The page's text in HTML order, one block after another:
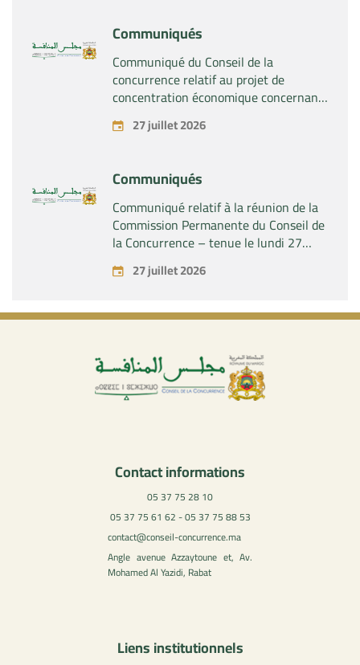
Communiqués
Communiqué du Conseil de la
concurrence relatif au projet de
concentration économique concernant
la prise par la société « Fives SAS » du
contrôle exclusif de la société « Aries
27 juillet 2026
Communiqués
Communiqué relatif à la réunion de la
Commission Permanente du Conseil de
la Concurrence – tenue le lundi 27
juillet 2026
27 juillet 2026
Contact informations
05 37 75 28 10
05 37 75 61 62 - 05 37 75 88 53
contact@conseil-concurrence.ma
Angle avenue Azzaytoune et, Av.
Mohamed Al Yazidi, Rabat
Liens institutionnels